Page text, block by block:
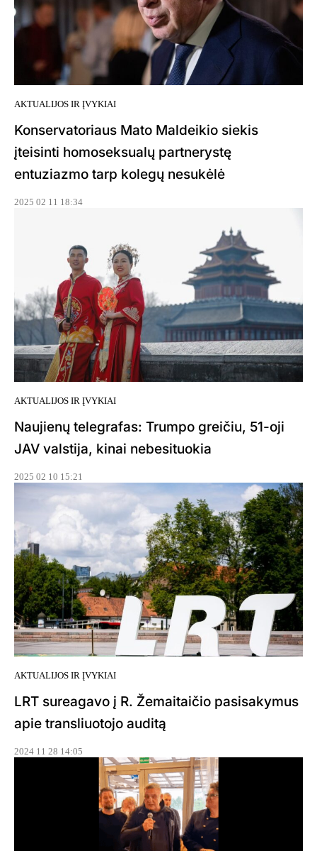
AKTUALIJOS IR ĮVYKIAI
Konservatoriaus Mato Maldeikio siekis
įteisinti homoseksualų partnerystę
entuziazmo tarp kolegų nesukėlė
2025 02 11 18:34
AKTUALIJOS IR ĮVYKIAI
Naujienų telegrafas: Trumpo greičiu, 51-oji
JAV valstija, kinai nebesituokia
2025 02 10 15:21
AKTUALIJOS IR ĮVYKIAI
LRT sureagavo į R. Žemaitaičio pasisakymus
apie transliuotojo auditą
2024 11 28 14:05